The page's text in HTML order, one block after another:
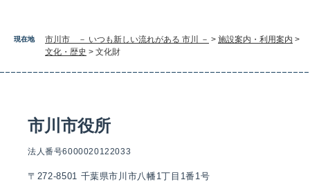
現在地 市川市 － いつも新しい流れがある 市川 － > 施設案内・利用案内 >
文化・歴史 > 文化財
市川市役所
法人番号6000020122033
〒272-8501 千葉県市川市八幡1丁目1番1号